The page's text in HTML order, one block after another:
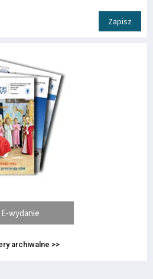
Zapisz
E-wydanie
archiwalne >>